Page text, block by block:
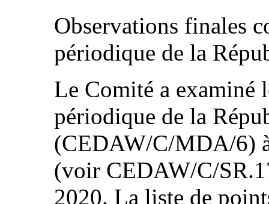
Observations finales
périodique de la
Le Comité a examiné
périodique de la
(CEDAW/C/MDA/6) à
(voir CEDAW/C/
2020. La liste de